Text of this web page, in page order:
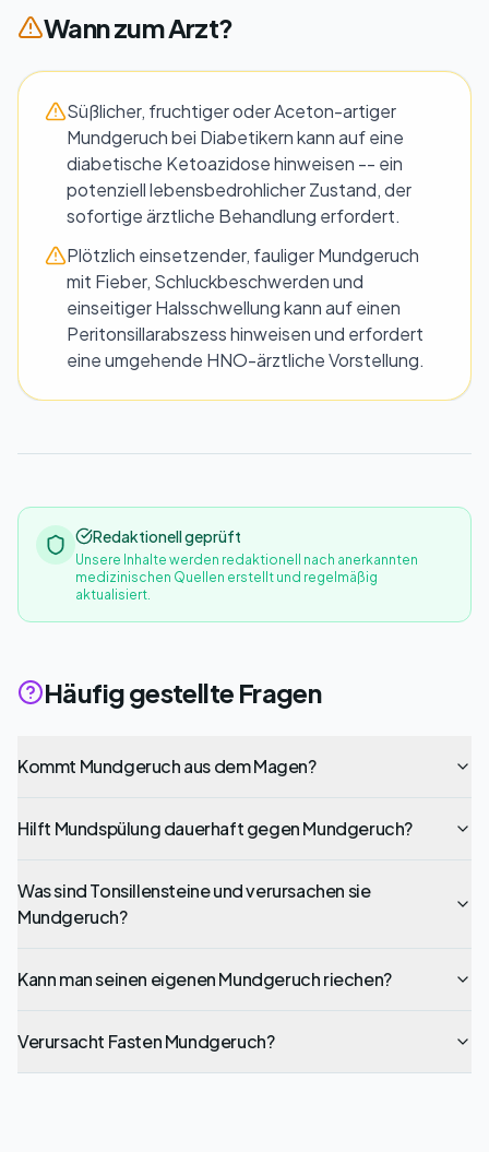
Wann zum Arzt?
Süßlicher, fruchtiger oder Aceton-artiger
Mundgeruch bei Diabetikern kann auf eine
diabetische Ketoazidose hinweisen -- ein
potenziell lebensbedrohlicher Zustand, der
sofortige ärztliche Behandlung erfordert.
Plötzlich einsetzender, fauliger Mundgeruch
mit Fieber, Schluckbeschwerden und
einseitiger Halsschwellung kann auf einen
Peritonsillarabszess hinweisen und erfordert
eine umgehende HNO-ärztliche Vorstellung.
Redaktionell geprüft
Unsere Inhalte werden redaktionell nach anerkannten
medizinischen Quellen erstellt und regelmäßig
aktualisiert.
Häufig gestellte Fragen
Kommt Mundgeruch aus dem Magen?
Hilft Mundspülung dauerhaft gegen Mundgeruch?
Was sind Tonsillensteine und verursachen sie
Mundgeruch?
Kann man seinen eigenen Mundgeruch riechen?
Verursacht Fasten Mundgeruch?